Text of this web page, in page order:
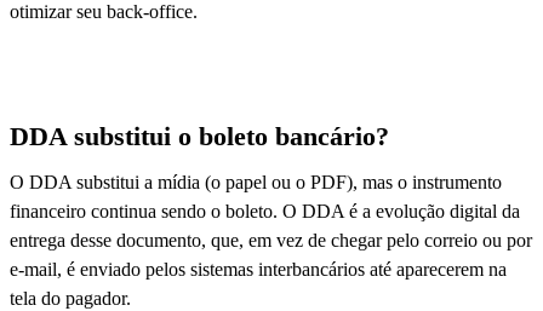
otimizar seu back-office.
DDA substitui o boleto bancário?
O DDA substitui a mídia (o papel ou o PDF), mas o instrumento
financeiro continua sendo o boleto. O DDA é a evolução digital da
entrega desse documento, que, em vez de chegar pelo correio ou por
e-mail, é enviado pelos sistemas interbancários até aparecerem na
tela do pagador.